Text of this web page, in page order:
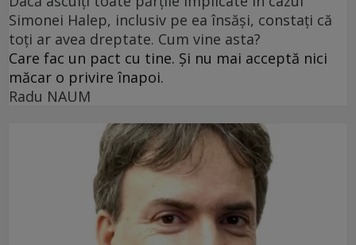
Simonei Halep, inclusiv pe ea însăși, constați că
toți ar avea dreptate. Cum vine asta?
Care fac un pact cu tine. Și nu mai acceptă nici
măcar o privire înapoi.
Radu NAUM